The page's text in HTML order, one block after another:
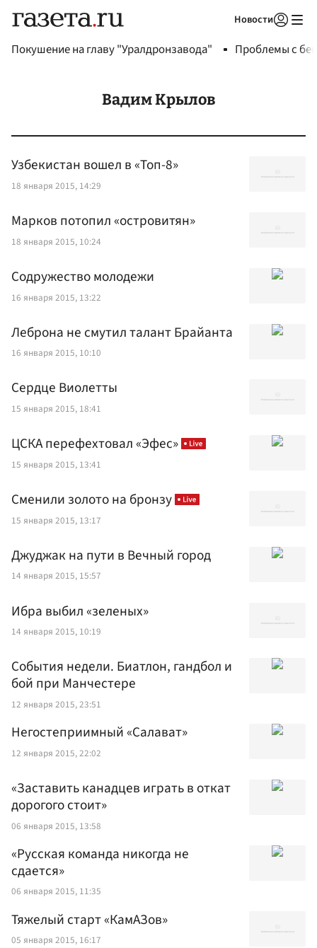
Новости
Покушение на главу "Уралдронзавода" Проблемы с
Вадим Крылов
Узбекистан вошел в «Топ-8»
18 января 2015, 14:29
Марков потопил «островитян»
18 января 2015, 10:24
Содружество молодежи
16 января 2015, 13:22
Леброна не смутил талант Брайанта
16 января 2015, 10:10
Сердце Виолетты
15 января 2015, 18:41
ЦСКА перефехтовал «Эфес»
15 января 2015, 13:41
Сменили золото на бронзу
15 января 2015, 13:17
Джуджак на пути в Вечный город
14 января 2015, 15:57
Ибра выбил «зеленых»
14 января 2015, 10:19
События недели. Биатлон, гандбол и
бой при Манчестере
12 января 2015, 23:51
Негостеприимный «Салават»
12 января 2015, 22:02
«Заставить канадцев играть в откат
дорогого стоит»
06 января 2015, 13:58
«Русская команда никогда не
сдается»
06 января 2015, 11:35
Тяжелый старт «КамАЗов»
05 января 2015, 16:17